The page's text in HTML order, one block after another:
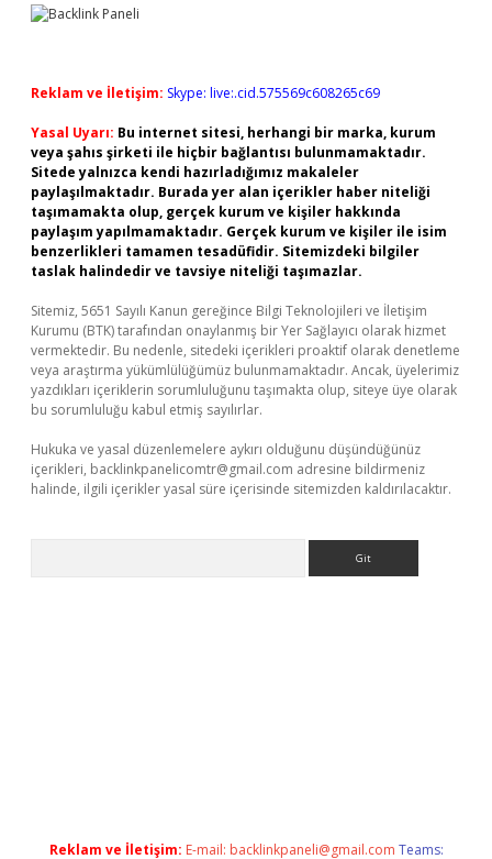
Reklam ve İletişim: Skype: live:.cid.575569c608265c69
Yasal Uyarı: Bu internet sitesi, herhangi bir marka, kurum
veya şahıs şirketi ile hiçbir bağlantısı bulunmamaktadır.
Sitede yalnızca kendi hazırladığımız makaleler
paylaşılmaktadır. Burada yer alan içerikler haber niteliği
taşımamakta olup, gerçek kurum ve kişiler hakkında
paylaşım yapılmamaktadır. Gerçek kurum ve kişiler ile isim
benzerlikleri tamamen tesadüfidir. Sitemizdeki bilgiler
taslak halindedir ve tavsiye niteliği taşımazlar.
Sitemiz, 5651 Sayılı Kanun gereğince Bilgi Teknolojileri ve İletişim
Kurumu (BTK) tarafından onaylanmış bir Yer Sağlayıcı olarak hizmet
vermektedir. Bu nedenle, sitedeki içerikleri proaktif olarak denetleme
veya araştırma yükümlülüğümüz bulunmamaktadır. Ancak, üyelerimiz
yazdıkları içeriklerin sorumluluğunu taşımakta olup, siteye üye olarak
bu sorumluluğu kabul etmiş sayılırlar.
Hukuka ve yasal düzenlemelere aykırı olduğunu düşündüğünüz
içerikleri, backlinkpanelicomtr@gmail.com adresine bildirmeniz
halinde, ilgili içerikler yasal süre içerisinde sitemizden kaldırılacaktır.
Reklam ve İletişim: E-mail: backlinkpaneli@gmail.com Teams: